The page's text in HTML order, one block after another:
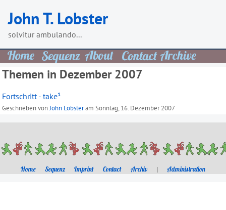
content
John T. Lobster
solvitur ambulando...
Themen in Dezember 2007
Fortschritt - take¹
Geschrieben vonJohn LobsteramSonntag, 16. Dezember 2007
Home Sequenz Imprint Contact Archiv | Administration